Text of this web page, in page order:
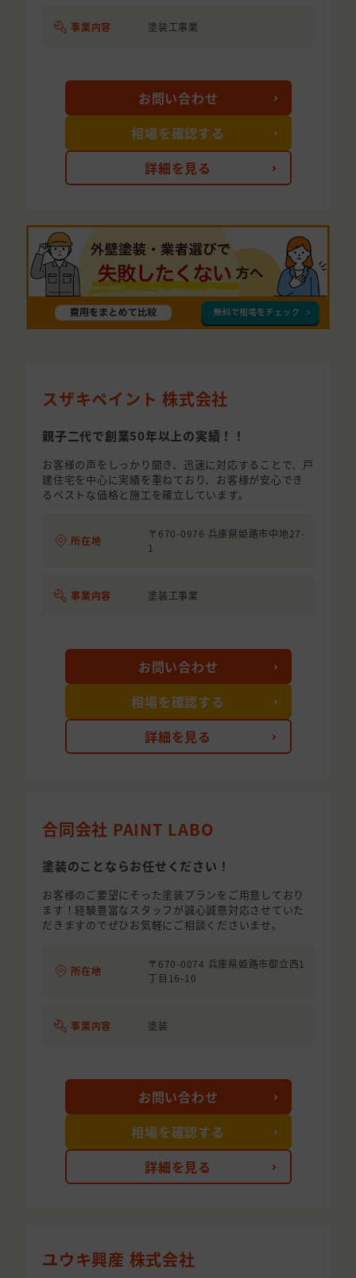
事業内容 塗装工事業
詳細を見る
お問い合わせ
相場を確認する
スザキペイント 株式会社
親子二代で創業50年以上の実績！！
お客様の声をしっかり聞き、迅速に対応することで、戸
建住宅を中心に実績を重ねており、お客様が安心でき
るベストな価格と施工を確立しています。
所在地
〒670-0976 兵庫県姫路市中地27-
1
事業内容 塗装工事業
詳細を見る
お問い合わせ
相場を確認する
合同会社 PAINT LABO
塗装のことならお任せください！
お客様のご要望にそった塗装プランをご用意しており
ます！経験豊富なスタッフが誠心誠意対応させていた
だきますのでぜひお気軽にご相談くださいませ。
所在地
〒670-0074 兵庫県姫路市御立西1
丁目16-10
事業内容 塗装
詳細を見る
お問い合わせ
相場を確認する
ユウキ興産 株式会社